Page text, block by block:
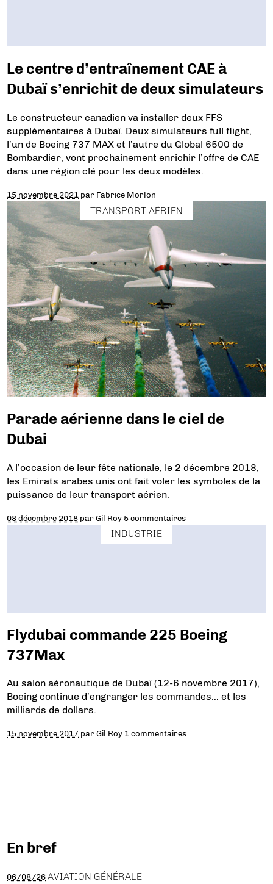
Le centre d’entraînement CAE à
Dubaï s’enrichit de deux simulateurs
Le constructeur canadien va installer deux FFS
supplémentaires à Dubaï. Deux simulateurs full flight,
l’un de Boeing 737 MAX et l’autre du Global 6500 de
Bombardier, vont prochainement enrichir l’offre de CAE
dans une région clé pour les deux modèles.
15 novembre 2021 par Fabrice Morlon
TRANSPORT AÉRIEN
Parade aérienne dans le ciel de
Dubai
A l’occasion de leur fête nationale, le 2 décembre 2018,
les Emirats arabes unis ont fait voler les symboles de la
puissance de leur transport aérien.
08 décembre 2018 parGil Roy 5 commentaires
INDUSTRIE
Flydubai commande 225 Boeing
737Max
Au salon aéronautique de Dubaï (12-6 novembre 2017),
Boeing continue d’engranger les commandes… et les
milliards de dollars.
15 novembre 2017 parGil Roy 1 commentaires
En bref
06/08/26 AVIATION GÉNÉRALE